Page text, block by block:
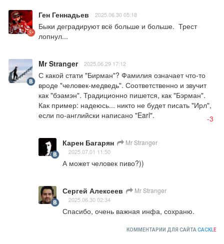
Ген Геннадьев 2025.06.30 05:18
Быки деградируют всё больше и больше.  Трест
лопнул...
Mr Stranger 2025.06.29 17:12
С какой стати "Бирман"? Фамилия означает что-то
вроде "человек-медведь". Соответственно и звучит
как "бэамэн". Традиционно пишется, как "Бэрман".
Как пример: надеюсь... никто не будет писать "Ирл",
если по-английски написано "Earl".
-3
Карен Багарян Mr Stranger
2025.07.01 11:50
А может человек пиво?))
Сергей Алексеев Mr Stranger
2025.06.30 02:34
Спасибо, очень важная инфа, сохраню.
КОММЕНТАРИИ ДЛЯ САЙТА CACKLE